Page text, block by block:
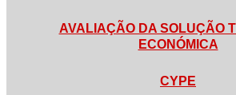
AVALIAÇÃO DA SOLUÇÃO
ECONÓMICA
CYPE